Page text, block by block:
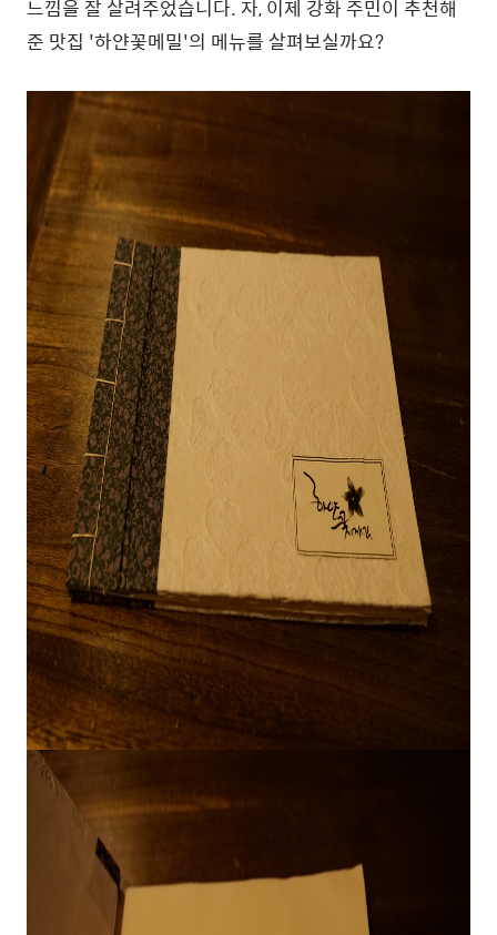
느낌을 잘 살려주었습니다. 자, 이제 강화 주민이 추천해
준 맛집 '하얀꽃메밀'의 메뉴를 살펴보실까요?